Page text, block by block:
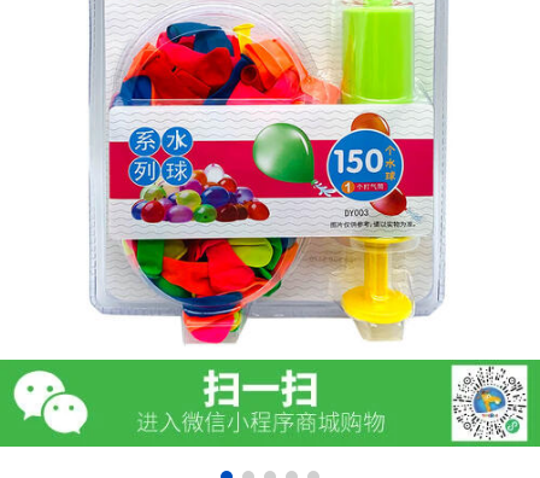
玩具车，货车，火车及遥控系列
手工艺，文具，蜡笔，泥胶，画板
娃娃，芭比，收藏公仔
电子玩具
游戏及拼图系列
益智学习玩具
户外及运动产品